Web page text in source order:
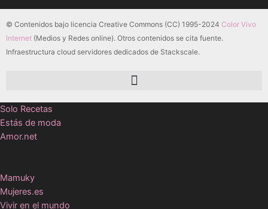
© Contenidos bajo licencia Creative Commons (CC) 1995-2024 Color Vivo
Internet (Medios y Redes online). Otros contenidos se cita fuente.
Infraestructura cloud servidores dedicados de Stackscale.
Solo Recetas
Estás de moda
Amor.net
Mamuky
Mujeres.es
Vivir en el mundo